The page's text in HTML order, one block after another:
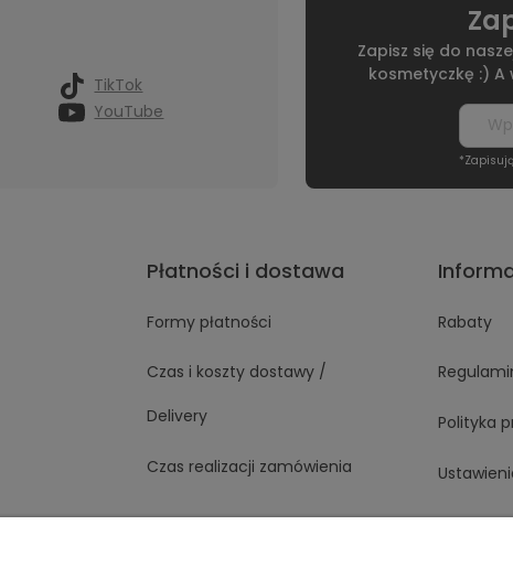
TikTok
YouTube
Zapisz się do
kosmetyczkę :)
Płatności i dostawa
Formy płatności
Czas i koszty dostawy /
Delivery
Czas realizacji zamówienia
Rabaty
Polityka